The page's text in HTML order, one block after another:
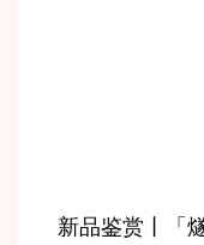
新品鉴赏丨「